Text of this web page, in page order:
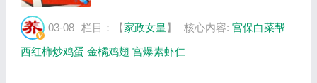
法，宫爆素虾仁的制作方法，西红柿炒鸡蛋的
视...
03-08 栏目：【家政女皇 】 核心内容: 宫保白菜帮
西红柿炒鸡蛋 金橘鸡翅 宫爆素虾仁